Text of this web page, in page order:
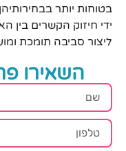
בטוחות יותר
ידי חיזוק הקשרים בין
ליצור סביבה תומכת
השאירו